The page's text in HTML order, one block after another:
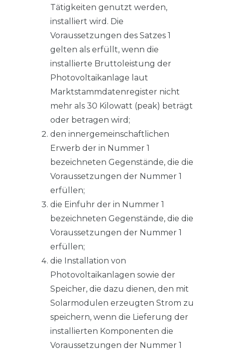
Tätigkeiten genutzt werden,
installiert wird. Die
Voraussetzungen des Satzes 1
gelten als erfüllt, wenn die
installierte Bruttoleistung der
Photovoltaikanlage laut
Marktstammdatenregister nicht
mehr als 30 Kilowatt (peak) beträgt
oder betragen wird;
den innergemeinschaftlichen
Erwerb der in Nummer 1
bezeichneten Gegenstände, die die
Voraussetzungen der Nummer 1
erfüllen;
die Einfuhr der in Nummer 1
bezeichneten Gegenstände, die die
Voraussetzungen der Nummer 1
erfüllen;
die Installation von
Photovoltaikanlagen sowie der
Speicher, die dazu dienen, den mit
Solarmodulen erzeugten Strom zu
speichern, wenn die Lieferung der
installierten Komponenten die
Voraussetzungen der Nummer 1